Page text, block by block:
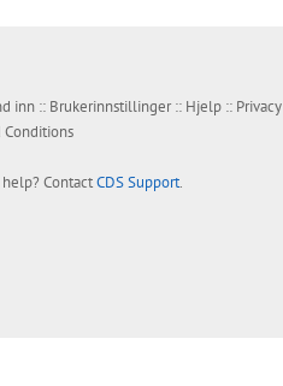
inn :: Brukerinnstillinger:: Hjelp :: Privacy
Conditions
ContactCDS Support.